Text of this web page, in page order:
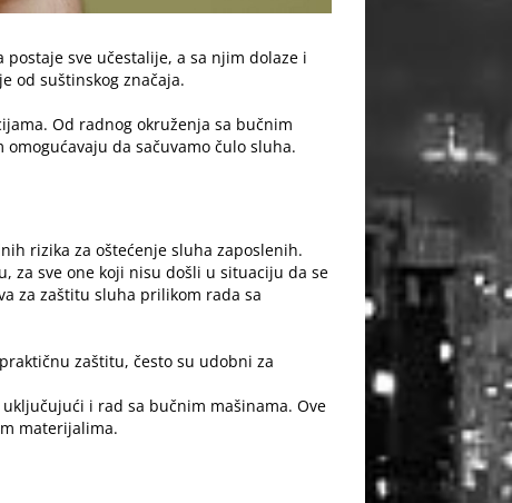
sve učestalije, a sa njim dolaze i
od suštinskog značaja.
Od radnog okruženja sa bučnim
da sačuvamo čulo sluha.
rizika za oštećenje sluha zaposlenih.
za sve one koji nisu došli u situaciju da se
za zaštitu sluha prilikom rada sa
zaštitu, često su udobni za
i rad sa bučnim mašinama. Ove
materijalima.